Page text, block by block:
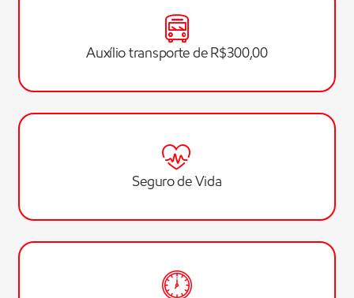
Auxílio transporte de R$300,00
Seguro de Vida